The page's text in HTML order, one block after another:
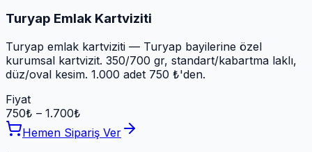
Turyap Emlak Kartviziti
Turyap emlak kartviziti — Turyap bayilerine özel
kurumsal kartvizit. 350/700 gr, standart/kabartma laklı,
düz/oval kesim. 1.000 adet 750 ₺'den.
Fiyat
750₺ – 1.700₺
Hemen Sipariş Ver